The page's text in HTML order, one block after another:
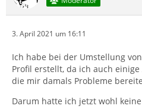
[/list]
3. April 2021 um 16:11
Ich habe bei der Umstellung
Profil erstellt, da ich auch
die mir damals Probleme
Darum hatte ich jetzt wohl